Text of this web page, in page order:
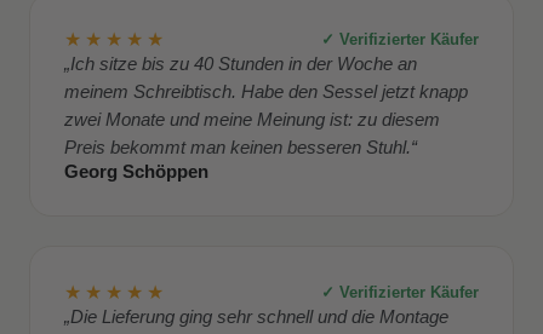
★★★★★ ✓ Verifizierter Käufer
„Ich sitze bis zu 40 Stunden in der Woche an
meinem Schreibtisch. Habe den Sessel jetzt knapp
zwei Monate und meine Meinung ist: zu diesem
Preis bekommt man keinen besseren Stuhl.“
Georg Schöppen
★★★★★ ✓ Verifizierter Käufer
„Die Lieferung ging sehr schnell und die Montage